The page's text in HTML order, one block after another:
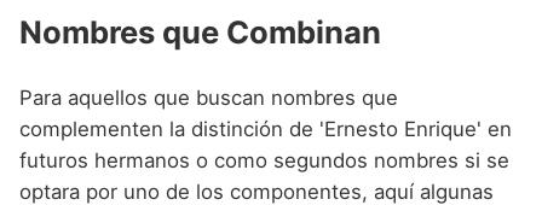
Nombres que Combinan
Para aquellos que buscan nombres que
complementen la distinción de 'Ernesto Enrique' en
futuros hermanos o como segundos nombres si se
optara por uno de los componentes, aquí algunas